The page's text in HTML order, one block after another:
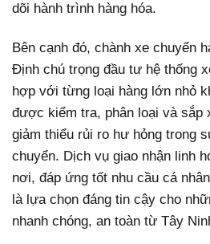
dõi hành trình hàng hóa.
Bên cạnh đó, chành xe chuyển
Định chú trọng đầu tư hệ thống
hợp với từng loại hàng lớn nhỏ
được kiểm tra, phân loại và sắp
giảm thiểu rủi ro hư hỏng trong
chuyển. Dịch vụ giao nhận linh
nơi, đáp ứng tốt nhu cầu cá
là lựa chọn đáng tin cậy cho
nhanh chóng, an toàn từ Tây